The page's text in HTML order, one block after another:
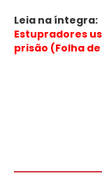
Leia na íntegra:
Estupradores
prisão (Folha de